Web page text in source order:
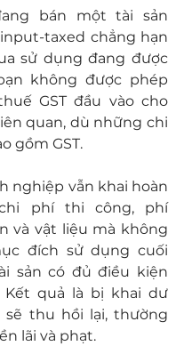
bán một tài sản
taxed chẳng hạn
sử dụng đang được
không được phép
GST đầu vào cho
quan, dù những chi
gồm GST.
nghiệp vẫn khai hoàn
phí thi công, phí
và vật liệu mà không
đích sử dụng cuối
sản có đủ điều kiện
Kết quả là bị khai dư
sẽ thu hồi lại, thường
lãi và phạt.